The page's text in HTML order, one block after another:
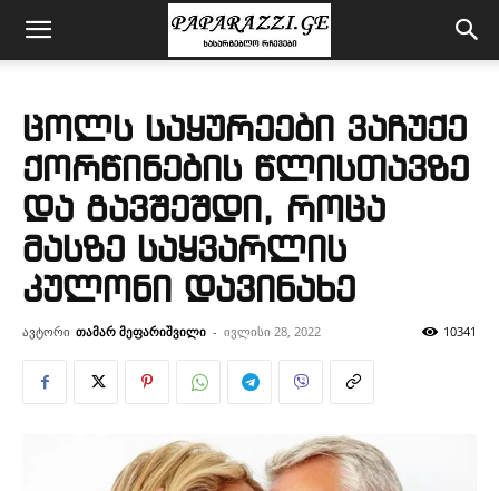
ცოლს საყურეები ვაჩუქე
ქორწინების წლისთავზე
და გავშეშდი, როცა
მასზე საყვარლის
კულონი დავინახე
ავტორი თამარ მეფარიშვილი - ივლისი 28, 2022 10341